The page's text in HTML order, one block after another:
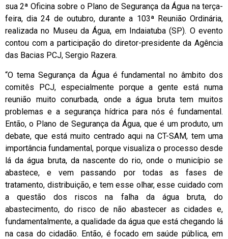
sua 2ª Oficina sobre o Plano de Segurança da Água na terça-
feira, dia 24 de outubro, durante a 103ª Reunião Ordinária,
realizada no Museu da Água, em Indaiatuba (SP). O evento
contou com a participação do diretor-presidente da Agência
das Bacias PCJ, Sergio Razera.
“O tema Segurança da Água é fundamental no âmbito dos
comitês PCJ, especialmente porque a gente está numa
reunião muito conurbada, onde a água bruta tem muitos
problemas e a segurança hídrica para nós é fundamental.
Então, o Plano de Segurança da Água, que é um produto, um
debate, que está muito centrado aqui na CT-SAM, tem uma
importância fundamental, porque visualiza o processo desde
lá da água bruta, da nascente do rio, onde o município se
abastece, e vem passando por todas as fases de
tratamento, distribuição, e tem esse olhar, esse cuidado com
a questão dos riscos na falha da água bruta, do
abastecimento, do risco de não abastecer as cidades e,
fundamentalmente, a qualidade da água que está chegando lá
na casa do cidadão. Então, é focado em saúde pública, em